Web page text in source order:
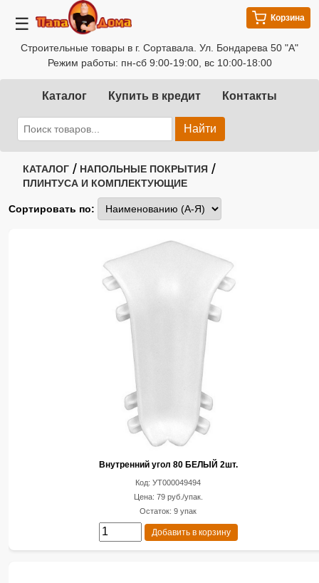
☰
Строительные товары в г. Сортавала. Ул. Бондарева 50 "А"
Режим работы: пн-сб 9:00-19:00, вс 10:00-18:00
Корзина
Каталог Купить в кредит Контакты
Найти
КАТАЛОГ / НАПОЛЬНЫЕ ПОКРЫТИЯ /
ПЛИНТУСА И КОМПЛЕКТУЮЩИЕ
Сортировать по:
Внутренний угол 80 БЕЛЫЙ 2шт.
Код: УТ000049494
Цена: 79 руб./упак.
Остаток: 9 упак
Добавить в корзину